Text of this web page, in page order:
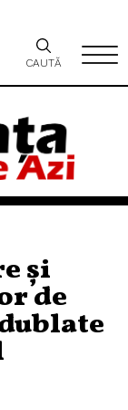
CAUTĂ
şi
de